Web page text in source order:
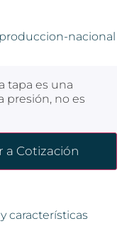
produccion-nacional
tapa es una
presión, no es
a Cotización
características